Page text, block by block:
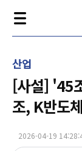
산업
[사설] '45
조, K반도
2026-04-19